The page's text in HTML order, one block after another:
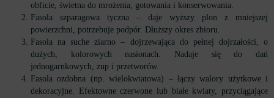
obficie, świetna do mrożenia, gotowania i konserwowania.
Fasola szparagowa tyczna – daje wyższy plon z mniejszej
powierzchni, potrzebuje podpór. Dłuższy okres zbioru.
Fasola na suche ziarno – dojrzewająca do pełnej dojrzałości, o
dużych, kolorowych nasionach. Nadaje się do dań
jednogarnkowych, zup i przetworów.
Fasola ozdobna (np. wielokwiatowa) – łączy walory użytkowe i
dekoracyjne. Efektowne czerwone lub białe kwiaty, przyciągające